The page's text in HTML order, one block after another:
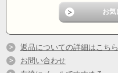
返品についての詳細はこちら
お問い合わせ